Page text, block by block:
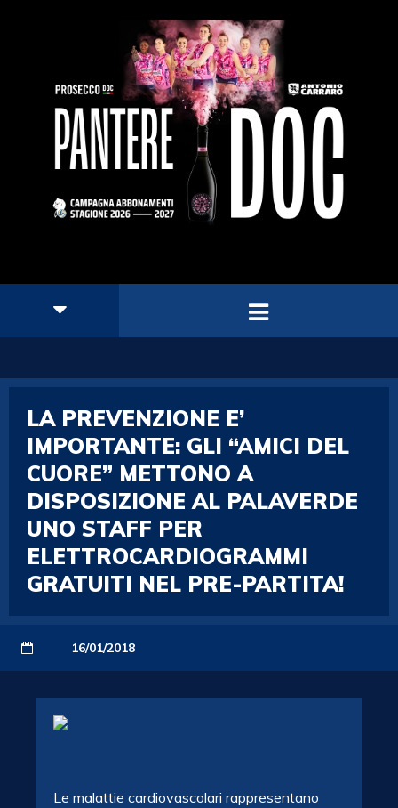
LA PREVENZIONE E’
IMPORTANTE: GLI “AMICI DEL
CUORE” METTONO A
DISPOSIZIONE AL PALAVERDE
UNO STAFF PER
ELETTROCARDIOGRAMMI
GRATUITI NEL PRE-PARTITA!
16/01/2018
Le malattie cardiovascolari rappresentano